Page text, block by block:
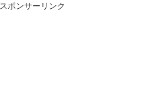
スポンサーリンク